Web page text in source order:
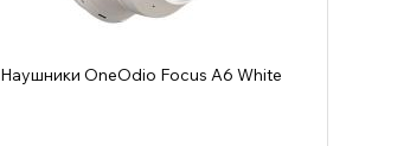
Наушники OneOdio Focus A6 White